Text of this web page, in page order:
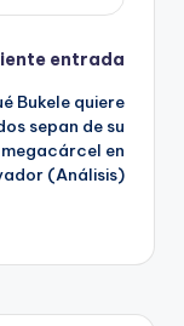
entrada
Bukele quiere
sepan de su
en
(Análisis)